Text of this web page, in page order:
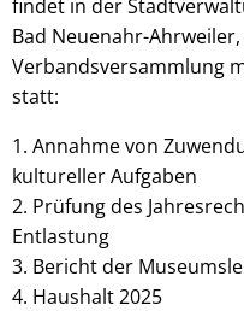
findet in der
Bad Neuenahr-
Verbandsversammlung
statt:
1. Annahme von
kultureller Aufgaben
2. Prüfung des
Entlastung
3. Bericht der
4. Haushalt 2025